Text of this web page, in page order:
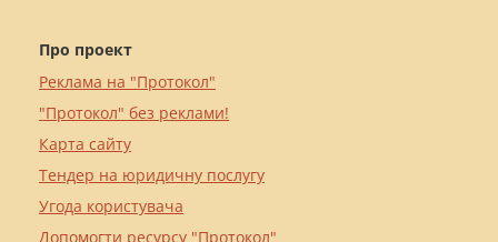
Про проект
Реклама на "Протокол"
"Протокол" без реклами!
Карта сайту
Тендер на юридичну послугу
Угода користувача
Допомогти ресурсу "Протокол"